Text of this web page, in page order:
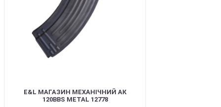
E&L МАГАЗИН МЕХАНІЧНИЙ АК
120BBS METAL 12778